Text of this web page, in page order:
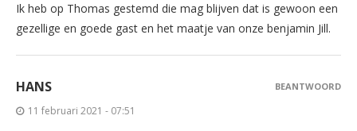
Ik heb op Thomas gestemd die mag blijven dat is gewoon een
gezellige en goede gast en het maatje van onze benjamin Jill.
HANS
11 februari 2021 - 07:51
BEANTWOORD